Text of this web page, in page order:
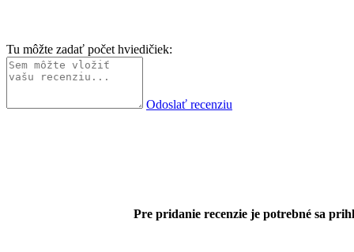
Tu môžte zadať počet hviedičiek:
Odoslať recenziu
Pre pridanie recenzie je potrebné sa